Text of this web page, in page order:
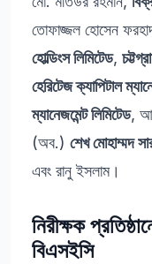
তোফাজ্জল হোসেন
হোল্ডিংস লিমিটেড,
হেরিটেজ ক্যাপিটাল
ম্যানেজমেন্ট লিমিটেড,
(অব.) শেখ মোহাম্মদ
এবং রানু ইসলাম।
নিরীক্ষক
বিএসইসি